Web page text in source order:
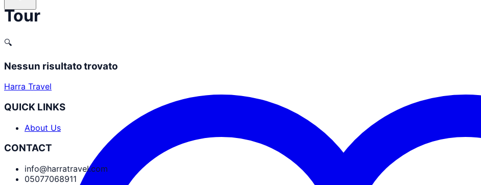
Tour
🔍
Nessun risultato trovato
Harra Travel
QUICK LINKS
About Us
CONTACT
info@harratravel.com
05077068911